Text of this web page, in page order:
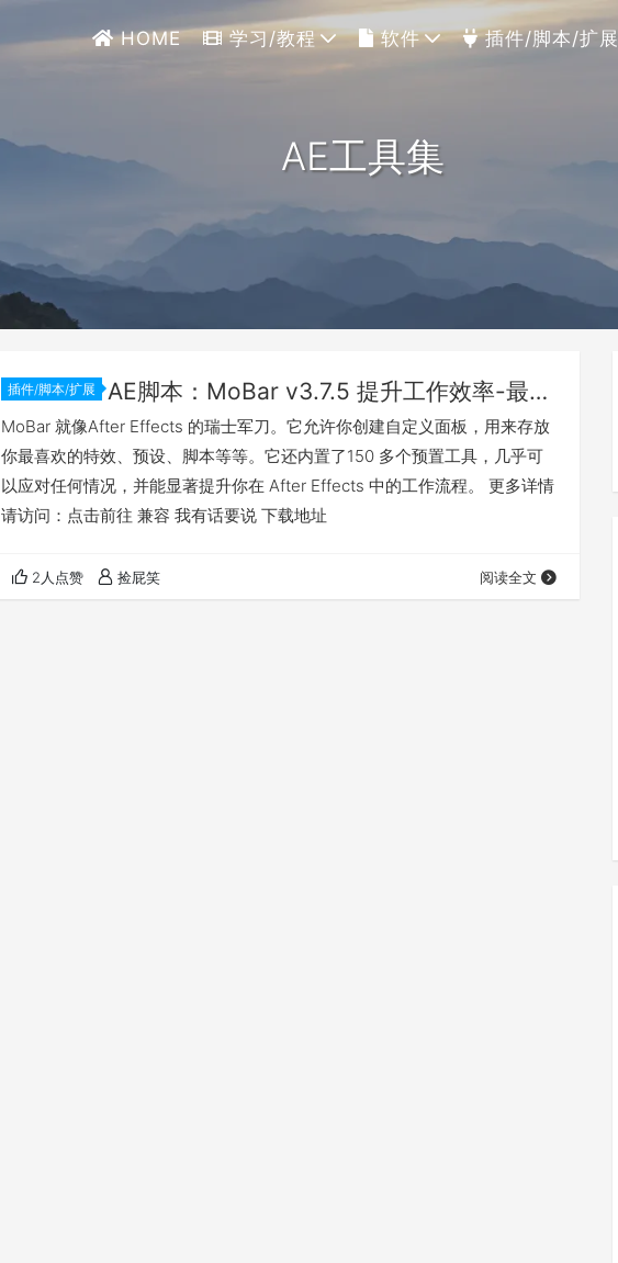
HOME 学习/教程 软件 插件/脚本/扩展
AE工具集
插件/脚本/扩展 AE脚本：MoBar v3.7.5 提升工作效率-最强AE工具集(Win&Mac)
MoBar 就像After Effects 的瑞士军刀。它允许你创建自定义面板，用来存放
你最喜欢的特效、预设、脚本等等。它还内置了150 多个预置工具，几乎可
以应对任何情况，并能显著提升你在 After Effects 中的工作流程。 更多详情
请访问：点击前往 兼容 我有话要说 下载地址
2人点赞 捡屁笑 阅读全文